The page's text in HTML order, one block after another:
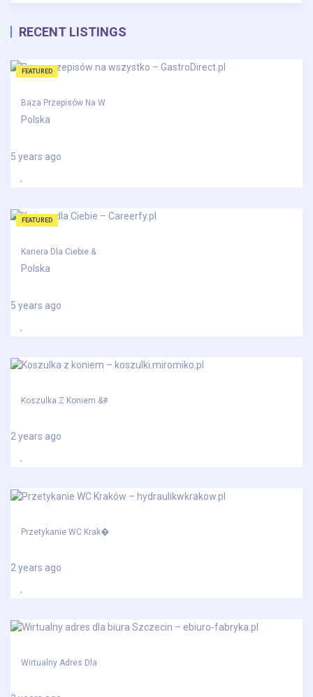
RECENT LISTINGS
FEATURED
Baza Przepisów Na W
Polska
5 years ago
FEATURED
Kariera Dla Ciebie &
Polska
5 years ago
Koszulka Z Koniem &#
2 years ago
Przetykanie WC Krak�
2 years ago
Wirtualny Adres Dla